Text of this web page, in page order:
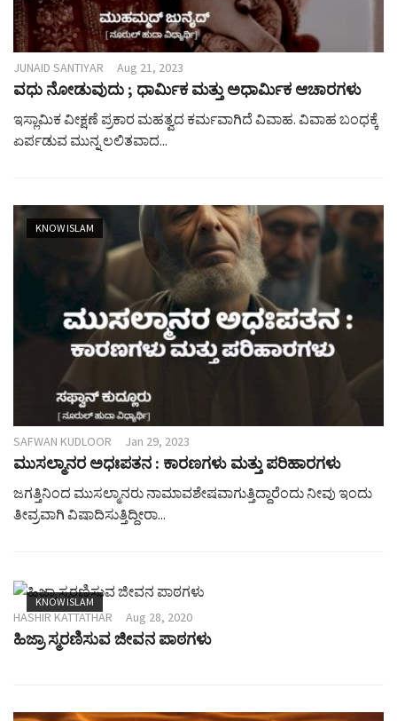
JUNAID SANTIYAR Aug 21, 2023
ವಧು ನೋಡುವುದು ; ಧಾರ್ಮಿಕ ಮತ್ತು ಅಧಾರ್ಮಿಕ ಆಚಾರಗಳು
ಇಸ್ಲಾಮಿಕ ವೀಕ್ಷಣೆ ಪ್ರಕಾರ ಮಹತ್ವದ ಕರ್ಮವಾಗಿದೆ ವಿವಾಹ. ವಿವಾಹ ಬಂಧಕ್ಕೆ
ಏರ್ಪಡುವ ಮುನ್ನ ಲಲಿತವಾದ...
KNOW ISLAM
SAFWAN KUDLOOR Jan 29, 2023
ಮುಸಲ್ಮಾನರ ಅಧಃಪತನ : ಕಾರಣಗಳು ಮತ್ತು ಪರಿಹಾರಗಳು
ಜಗತ್ತಿನಿಂದ ಮುಸಲ್ಮಾನರು ನಾಮಾವಶೇಷವಾಗುತ್ತಿದ್ದಾರೆಂದು ನೀವು ಇಂದು
ತೀವ್ರವಾಗಿ ವಿಷಾದಿಸುತ್ತಿದ್ದೀರಾ...
KNOW ISLAM
HASHIR KATTATHAR Aug 28, 2020
ಹಿಜ್ರಾ ಸ್ಮರಣಿಸುವ ಜೀವನ ಪಾಠಗಳು